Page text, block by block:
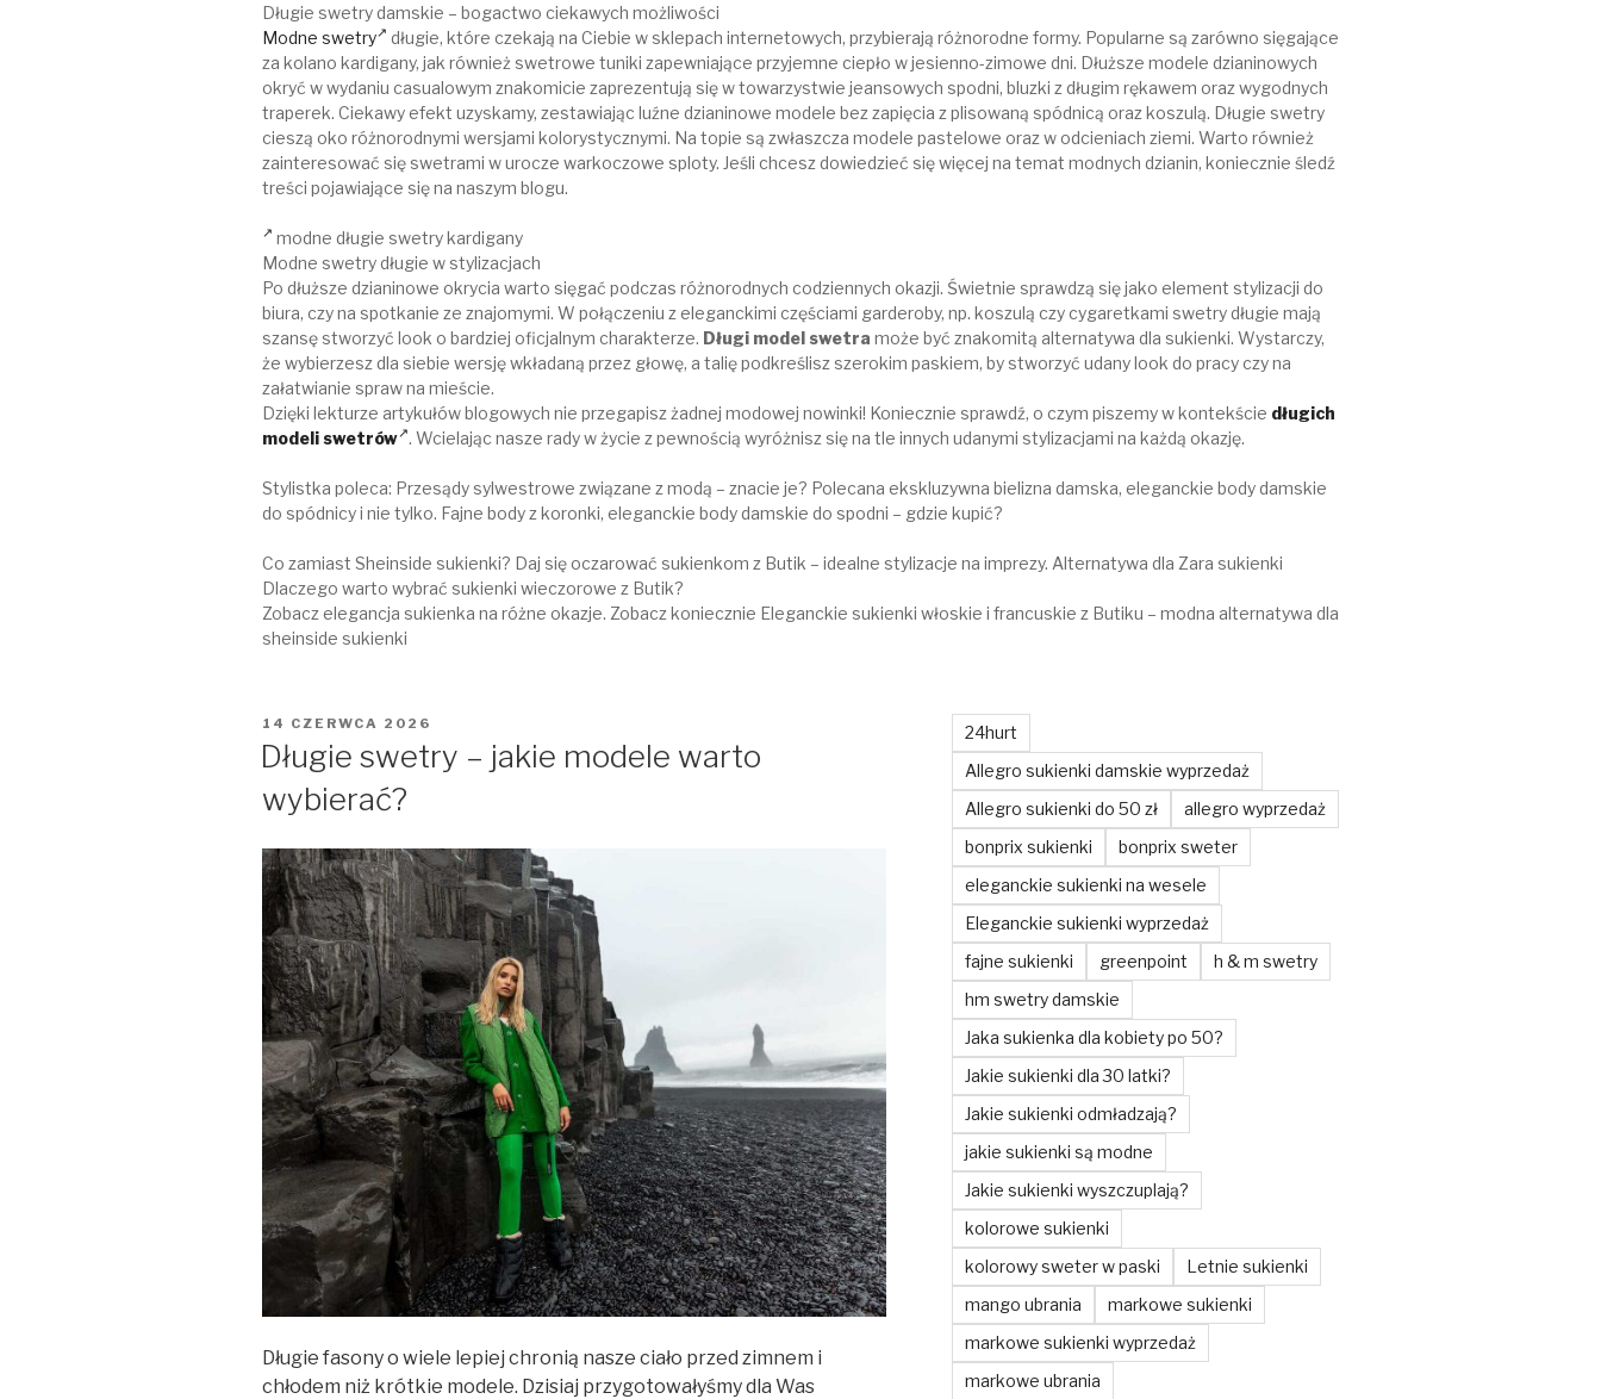
Długie swetry damskie – bogactwo ciekawych możliwości
Modne swetry
długie, które czekają na Ciebie w sklepach internetowych, przybierają różnorodne formy. Popularne są zarówno sięgające
za kolano kardigany, jak również swetrowe tuniki zapewniające przyjemne ciepło w jesienno-zimowe dni. Dłuższe modele dzianinowych
okryć w wydaniu casualowym znakomicie zaprezentują się w towarzystwie jeansowych spodni, bluzki z długim rękawem oraz wygodnych
traperek. Ciekawy efekt uzyskamy, zestawiając luźne dzianinowe modele bez zapięcia z plisowaną spódnicą oraz koszulą. Długie swetry
cieszą oko różnorodnymi wersjami kolorystycznymi. Na topie są zwłaszcza modele pastelowe oraz w odcieniach ziemi. Warto również
zainteresować się swetrami w urocze warkoczowe sploty. Jeśli chcesz dowiedzieć się więcej na temat modnych dzianin, koniecznie śledź
treści pojawiające się na naszym blogu.
modne długie swetry kardigany
Modne swetry długie w stylizacjach
Po dłuższe dzianinowe okrycia warto sięgać podczas różnorodnych codziennych okazji. Świetnie sprawdzą się jako element stylizacji do
biura, czy na spotkanie ze znajomymi. W połączeniu z eleganckimi częściami garderoby, np. koszulą czy cygaretkami swetry długie mają
szansę stworzyć look o bardziej oficjalnym charakterze. Długi model swetra może być znakomitą alternatywa dla sukienki. Wystarczy,
że wybierzesz dla siebie wersję wkładaną przez głowę, a talię podkreślisz szerokim paskiem, by stworzyć udany look do pracy czy na
załatwianie spraw na mieście.
Dzięki lekturze artykułów blogowych nie przegapisz żadnej modowej nowinki! Koniecznie sprawdź, o czym piszemy w kontekście długich
modeli swetrów . Wcielając nasze rady w życie z pewnością wyróżnisz się na tle innych udanymi stylizacjami na każdą okazję.
Stylistka poleca: Przesądy sylwestrowe związane z modą – znacie je? Polecana ekskluzywna bielizna damska, eleganckie body damskie
do spódnicy i nie tylko. Fajne body z koronki, eleganckie body damskie do spodni – gdzie kupić?
Co zamiast Sheinside sukienki? Daj się oczarować sukienkom z Butik – idealne stylizacje na imprezy. Alternatywa dla Zara sukienki
Dlaczego warto wybrać sukienki wieczorowe z Butik?
Zobacz elegancja sukienka na różne okazje. Zobacz koniecznie Eleganckie sukienki włoskie i francuskie z Butiku – modna alternatywa dla
sheinside sukienki
OPUBLIKOWANE
14 CZERWCA 2026
Długie swetry – jakie modele warto
wybierać?
Długie fasony o wiele lepiej chronią nasze ciało przed zimnem i
chłodem niż krótkie modele. Dzisiaj przygotowałyśmy dla Was
24hurt
Allegro sukienki damskie wyprzedaż
Allegro sukienki do 50 zł
allegro wyprzedaż
bonprix sukienki
bonprix sweter
eleganckie sukienki na wesele
Eleganckie sukienki wyprzedaż
fajne sukienki
greenpoint
h & m swetry
hm swetry damskie
Jaka sukienka dla kobiety po 50?
Jakie sukienki dla 30 latki?
Jakie sukienki odmładzają?
jakie sukienki są modne
Jakie sukienki wyszczuplają?
kolorowe sukienki
kolorowy sweter w paski
Letnie sukienki
mango ubrania
markowe sukienki
markowe sukienki wyprzedaż
markowe ubrania